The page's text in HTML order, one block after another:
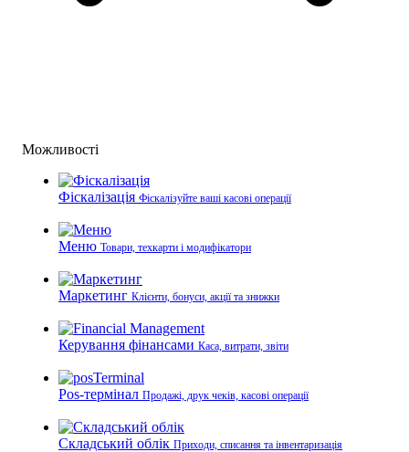
Можливості
Фіскалізація Фіскалізуйте ваші касові операції
Меню Товари, техкарти і модифікатори
Маркетинг Клієнти, бонуси, акції та знижки
Керування фінансами Каса, витрати, звіти
Pos-термінал Продажі, друк чеків, касові операції
Складський облік Приходи, списання та інвентаризація